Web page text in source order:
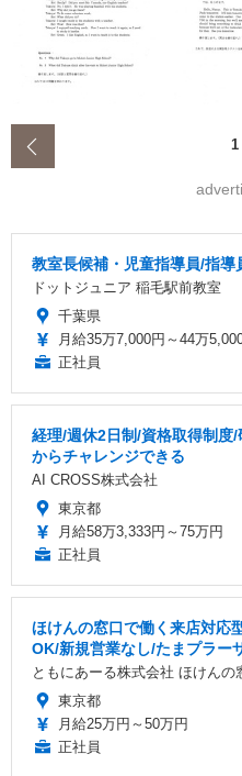
1
教室長候補・児童指導員/指導
ドットジュニア 稲毛駅前教室
千葉県
月給35万7,000円～44万
正社員
経理/週休2日制/資格取得制度
からチャレンジできる
AI CROSS株式会社
東京都
月給58万3,333円～75万円
正社員
ほけんの窓口で働く来店対応
OK/新規営業なし/たまプラー
ともにあーる株式会社 ほけんの
東京都
月給25万円～50万円
正社員